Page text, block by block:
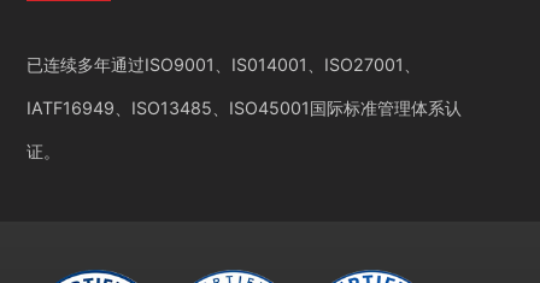
已连续多年通过ISO9001、IS014001、ISO27001、
IATF16949、ISO13485、ISO45001国际标准管理体系认
证。